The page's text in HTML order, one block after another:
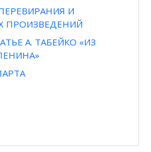
И
ПРОИЗВЕДЕНИЙ
А. ТАБЕЙКО «ИЗ